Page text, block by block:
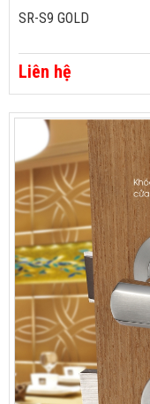
SR-S9 GOLD
Liên hệ